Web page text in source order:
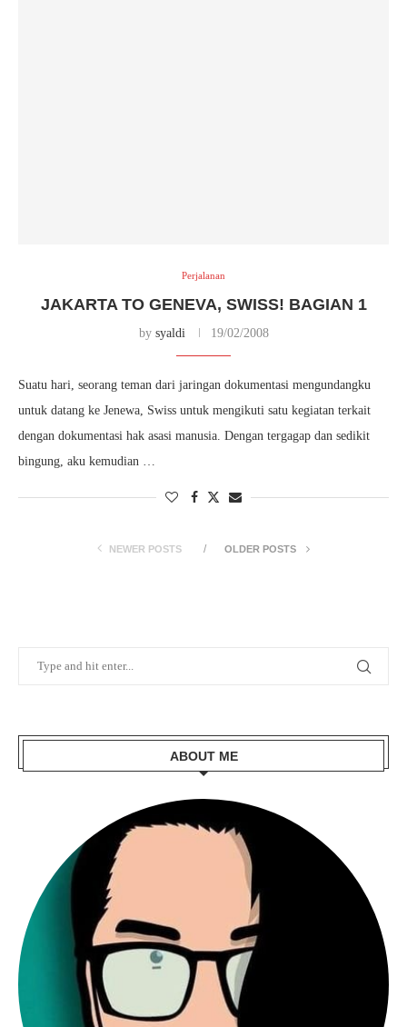
Perjalanan
JAKARTA TO GENEVA, SWISS! BAGIAN 1
by syaldi 19/02/2008
Suatu hari, seorang teman dari jaringan dokumentasi mengundangku
untuk datang ke Jenewa, Swiss untuk mengikuti satu kegiatan terkait
dengan dokumentasi hak asasi manusia. Dengan tergagap dan sedikit
bingung, aku kemudian …
NEWER POSTS OLDER POSTS
ABOUT ME